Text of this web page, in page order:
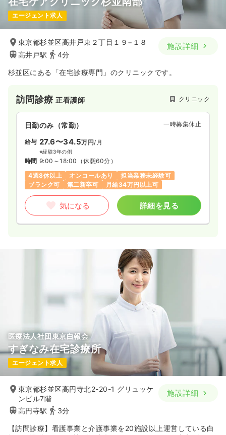
エージェント求人
東京都杉並区高井戸東２丁目１９−１８
高井戸駅
4分
施設詳細
杉並区にある「在宅診療専門」のクリニックです。
訪問診療正看護師 クリニック
日勤のみ（常勤） 一時募集休止
給与 27.6〜34.5万円/月
※経験3年の例
時間 9:00～18:00 （休憩60分）
4週8休以上
オンコールあり
担当業務未経験可
ブランク可
第二新卒可 月給34万円以上可
気になる 詳細を見る
医療法人社団東京白報会
すぎなみ在宅診療所
エージェント求人
東京都杉並区高円寺北2-20-1 グリュッケ
ンビル7階
高円寺駅
3分
施設詳細
【訪問診療】看護事業と介護事業を20施設以上運営している白